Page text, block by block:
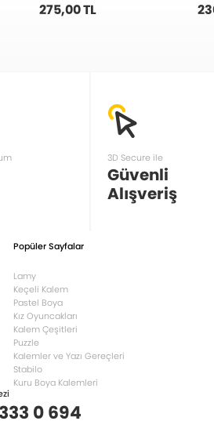
275,00 TL
3D Secure ile
Güvenli
Alışveriş
Popüler Sayfalar
Lamy
Keçeli Kalem
Pastel Boya
Kız Oyuncakları
Kalem Çeşitleri
Puzzle
Kalemler ve Yazı Gereçleri
Stabilo
Kuru Boya Kalemleri
0 694